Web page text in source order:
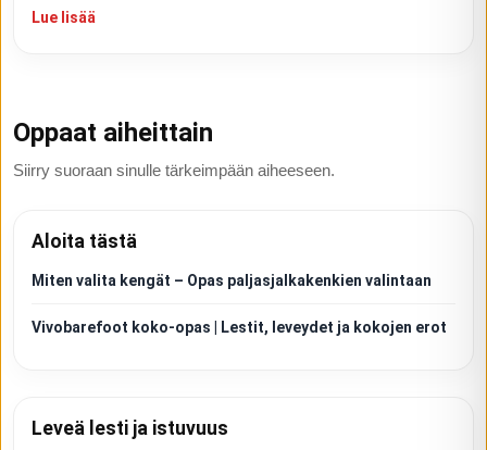
Lue lisää
Oppaat aiheittain
Siirry suoraan sinulle tärkeimpään aiheeseen.
Aloita tästä
Miten valita kengät – Opas paljasjalkakenkien valintaan
Vivobarefoot koko-opas | Lestit, leveydet ja kokojen erot
Leveä lesti ja istuvuus